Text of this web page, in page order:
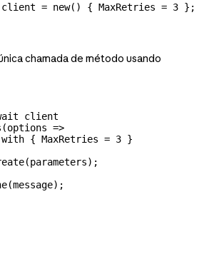
client = new() { MaxRetries = 3 };
chamada de método usando
client
(options =>
with { MaxRetries = 3 }
(parameters);
(message);